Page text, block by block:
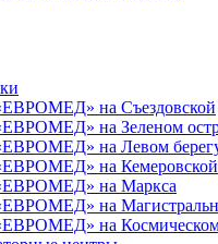
на Съездовской
на Зеленом
на Левом
на Кемеровской
на Маркса
на
на